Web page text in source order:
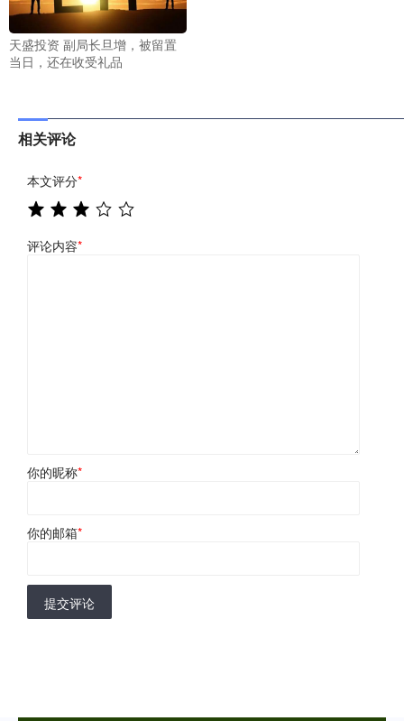
天盛投资 副局长旦增，被留置
当日，还在收受礼品
相关评论
本文评分*
评论内容*
你的昵称*
你的邮箱*
提交评论